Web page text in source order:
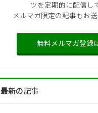
ツを定期的に配信し
メルマガ限定の記事もお送
無料メルマガ登録
最新の記事